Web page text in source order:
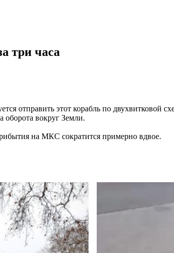
три часа
отправить этот корабль по двухвитковой
оборота вокруг Земли.
на МКС сократится примерно вдвое.